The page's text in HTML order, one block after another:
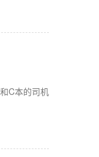
C本的司机